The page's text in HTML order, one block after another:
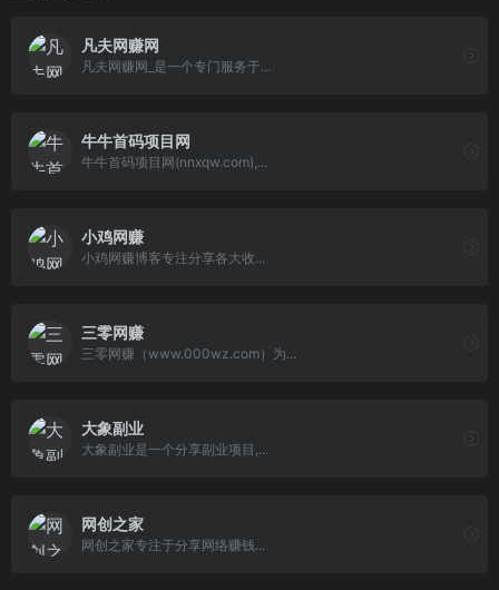
凡夫网赚网
凡夫网赚网_是一个专门服务于...
牛牛首码项目网
牛牛首码项目网(nnxqw.com),...
小鸡网赚
小鸡网赚博客专注分享各大收...
三零网赚
三零网赚（www.000wz.com）为...
大象副业
大象副业是一个分享副业项目,...
网创之家
网创之家专注于分享网络赚钱...